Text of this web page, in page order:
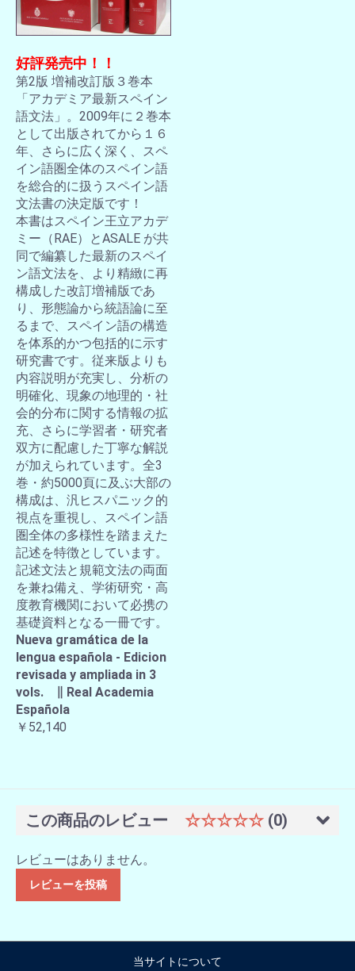
好評発売中！！
第2版 増補改訂版３巻本
「アカデミア最新スペイン
語文法」。2009年に２巻本
として出版されてから１６
年、さらに広く深く、スペ
イン語圏全体のスペイン語
を総合的に扱うスペイン語
文法書の決定版です！
本書はスペイン王立アカデ
ミー（RAE）とASALE が共
同で編纂した最新のスペイ
ン語文法を、より精緻に再
構成した改訂増補版であ
り、形態論から統語論に至
るまで、スペイン語の構造
を体系的かつ包括的に示す
研究書です。従来版よりも
内容説明が充実し、分析の
明確化、現象の地理的・社
会的分布に関する情報の拡
充、さらに学習者・研究者
双方に配慮した丁寧な解説
が加えられています。全3
巻・約5000頁に及ぶ大部の
構成は、汎ヒスパニック的
視点を重視し、スペイン語
圏全体の多様性を踏まえた
記述を特徴としています。
記述文法と規範文法の両面
を兼ね備え、学術研究・高
度教育機関において必携の
基礎資料となる一冊です。
Nueva gramática de la
lengua española - Edicion
revisada y ampliada in 3
vols. ∥ Real Academia
Española
￥52,140
この商品のレビュー ☆☆☆☆☆ (0)
レビューはありません。
レビューを投稿
当サイトについて